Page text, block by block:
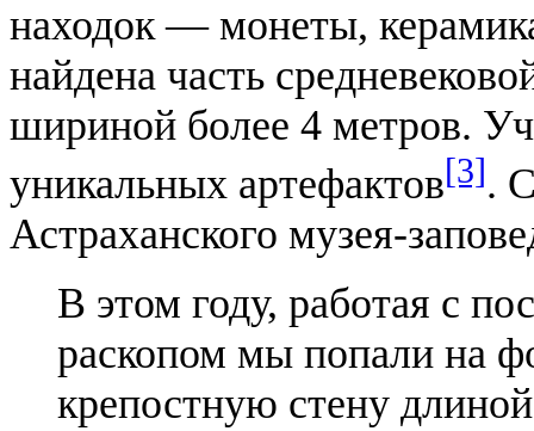
находок — монеты,
найдена часть
шириной более 4 метров.
уникальных артефактов[3].
Астраханского музея-
В этом году, работая с
раскопом мы попали на
крепостную стену